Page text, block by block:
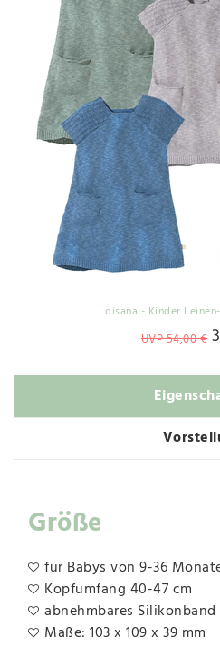
disana - Kinder
UVP 54,00 €
Größe
für Babys von 9-36
Kopfumfang 40-47 cm
abnehmbares Silikonband
Maße: 103 x 109 x 39 mm